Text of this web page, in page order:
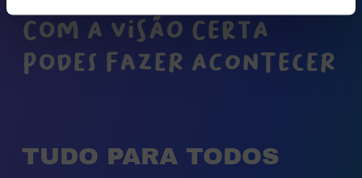
COM A VISÃO CERTA
PODES FAZER ACONTECER
TUDO PARA TODOS